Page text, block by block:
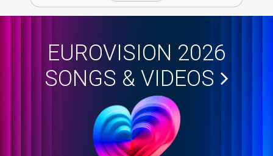
EUROVISION 2026
SONGS & VIDEOS